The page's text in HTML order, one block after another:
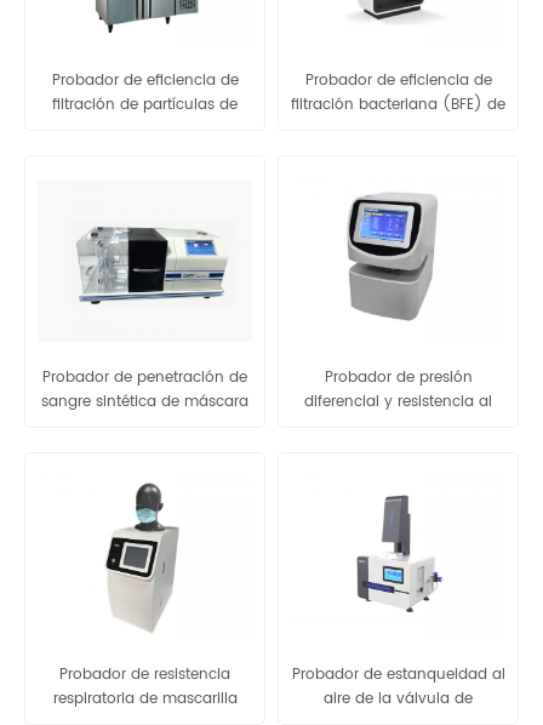
Probador de eficiencia de
filtración de partículas de
Probador de eficiencia de
filtración bacteriana (BFE) de
Probador de penetración de
sangre sintética de máscara
Probador de presión
diferencial y resistencia al
Probador de resistencia
respiratoria de mascarilla
Probador de estanqueidad al
aire de la válvula de